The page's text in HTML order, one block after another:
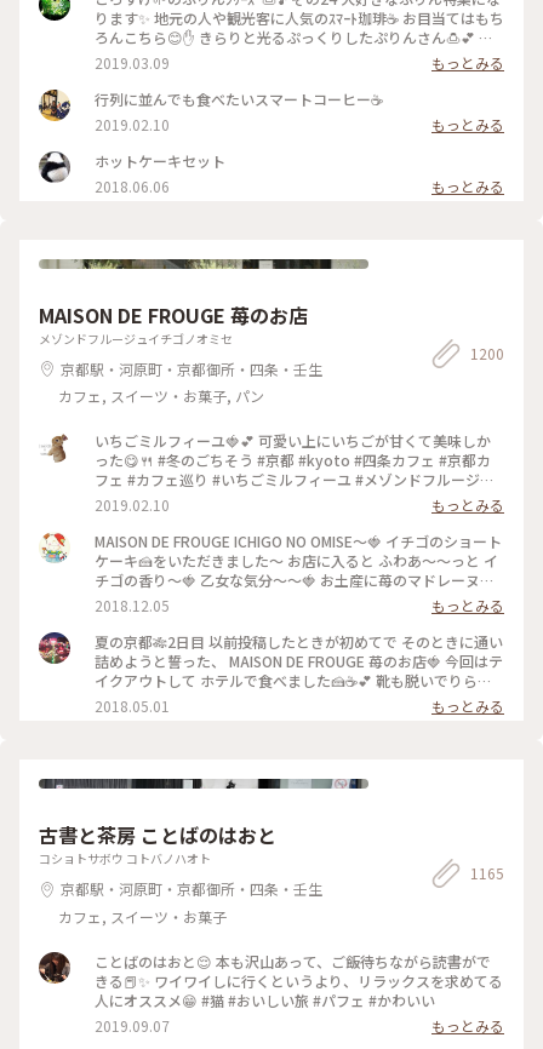
ります✨ 地元の人や観光客に人気のｽﾏｰﾄ珈琲☕️ お目当てはもち
ろんこちら😊✋ きらりと光るぷっくりしたぷりんさん🍮💕 固
めで卵を感じる昔ながらのお味です😊ｶﾗﾒﾙｿｰｽはとても優しく
苦味がなくて美味しかった～(*´∀｀*)🎶 ｶﾞﾗｽのお皿もお店の
昭和ﾚﾄﾛな雰囲気にぴったり合っていました💓たまごｻﾝﾄﾞもﾎｯﾄ
ｹｰｷも美味しくて京都に来たらおすすめな喫茶店です🍴 #スマ
ート珈琲 #ぷりん #プリン #昔ながら #光る #レトロ #昭和レト
ロ #喫茶店 #お目当て #自家製 #京都 #ぷりんシリーズ
2019.03.09
もっとみる
行列に並んでも食べたいスマートコーヒー☕️
2019.02.10
もっとみる
ホットケーキセット
2018.06.06
もっとみる
MAISON DE FROUGE 苺のお店
メゾンドフルージュイチゴノオミセ
京都駅・河原町・京都御所・四条・壬生
カフェ, スイーツ・お菓子, パン
1200
いちごミルフィーユ🍓💕 可愛い上にいちごが甘くて美味しか
った😋🍴 #冬のごちそう #京都 #kyoto #四条カフェ #京都カ
フェ #カフェ巡り #いちごミルフィーユ #メゾンドフルージュ
#苺 #strawberry #ストロベリー #いちご大好き#お茶にしよう
2019.02.10
もっとみる
MAISON DE FROUGE ICHIGO NO OMISE〜🍓 イチゴのショート
ケーキ🍰をいただきました〜 お店に入ると ふわあ〜〜っと イ
チゴの香り〜🍓 乙女な気分〜〜🍓 お土産に苺のマドレーヌを
購入〜楽しみっ❤️ #京都#イチゴのお店#ショートケーキ
2018.12.05
もっとみる
夏の京都🎋2日目 以前投稿したときが初めてで そのときに通い
詰めようと誓った、 MAISON DE FROUGE 苺のお店🍓 今回はテ
イクアウトして ホテルで食べました🍰☕️💕 靴も脱いでりらっ
くす〜〜しながら食べて、 お店でとはまた違った幸せな苺時間
でした🍓 #京都 #カフェ #ケーキ #苺
2018.05.01 もっとみる
古書と茶房 ことばのはおと
コショトサボウ コトバノハオト
京都駅・河原町・京都御所・四条・壬生
カフェ, スイーツ・お菓子
1165
ことばのはおと😌 本も沢山あって、ご飯待ちながら読書がで
きる📕✨ ワイワイしに行くというより、リラックスを求めてる
人にオススメ😁 #猫 #おいしい旅 #パフェ #かわいい
2019.09.07
もっとみる